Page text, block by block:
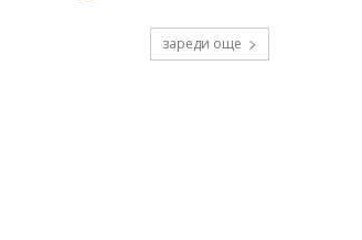
зареди още